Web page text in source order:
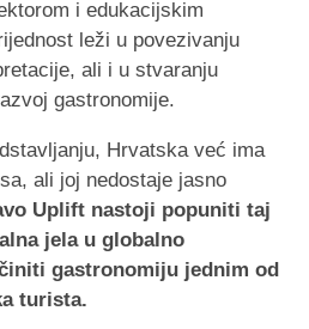
i edukacijskim
leži u povezivanju
ali i u stvaranju
gastronomije.
Hrvatska već ima
ali joj nedostaje jasno
Uplift nastoji popuniti taj
jela u globalno
gastronomiju jednim od
turista.